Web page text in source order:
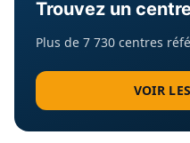
Trouvez un
Plus de 7 730 centres
VOIR